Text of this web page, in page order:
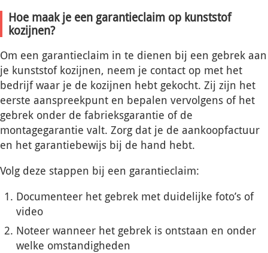
Hoe maak je een garantieclaim op kunststof
kozijnen?
Om een garantieclaim in te dienen bij een gebrek aan
je kunststof kozijnen, neem je contact op met het
bedrijf waar je de kozijnen hebt gekocht. Zij zijn het
eerste aanspreekpunt en bepalen vervolgens of het
gebrek onder de fabrieksgarantie of de
montagegarantie valt. Zorg dat je de aankoopfactuur
en het garantiebewijs bij de hand hebt.
Volg deze stappen bij een garantieclaim:
Documenteer het gebrek met duidelijke foto’s of
video
Noteer wanneer het gebrek is ontstaan en onder
welke omstandigheden